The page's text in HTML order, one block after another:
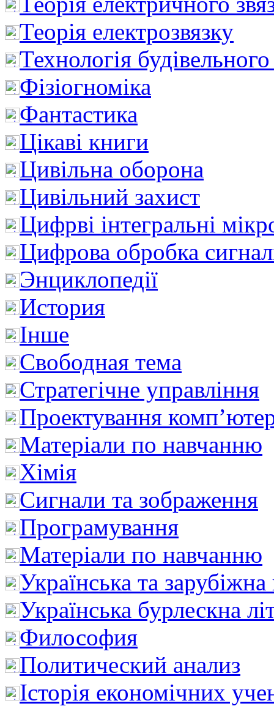
Теорія електрозвязку
Технологія
Фізіогноміка
Фантастика
Цікаві книги
Цивільна оборона
Цивільний захист
Цифрві інтегральні
Цифрова обробка
Энциклопедії
История
Інше
Свободная тема
Стратегічне управління
Проектування
Матеріали по навчанню
Хімія
Сигнали та зображення
Програмування
Матеріали по навчанню
Українська та зарубіжна
Українська бурлескна
Философия
Политический анализ
Історія економічних